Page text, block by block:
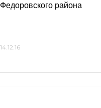
Федоровского района
14.12.16